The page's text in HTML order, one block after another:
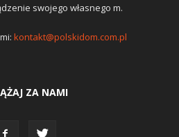
swojego własnego m.
kontakt@polskidom.com.pl
ZA NAMI